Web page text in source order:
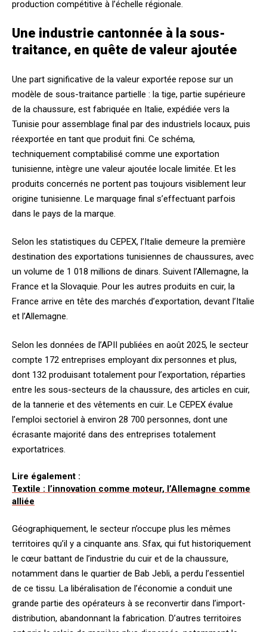
production compétitive à l’échelle régionale.
Une industrie cantonnée à la sous-
traitance, en quête de valeur ajoutée
Une part significative de la valeur exportée repose sur un
modèle de sous-traitance partielle : la tige, partie supérieure
de la chaussure, est fabriquée en Italie, expédiée vers la
Tunisie pour assemblage final par des industriels locaux, puis
réexportée en tant que produit fini. Ce schéma,
techniquement comptabilisé comme une exportation
tunisienne, intègre une valeur ajoutée locale limitée. Et les
produits concernés ne portent pas toujours visiblement leur
origine tunisienne. Le marquage final s’effectuant parfois
dans le pays de la marque.
Selon les statistiques du CEPEX, l’Italie demeure la première
destination des exportations tunisiennes de chaussures, avec
un volume de 1 018 millions de dinars. Suivent l’Allemagne, la
France et la Slovaquie. Pour les autres produits en cuir, la
France arrive en tête des marchés d’exportation, devant l’Italie
et l’Allemagne.
Selon les données de l’APII publiées en août 2025, le secteur
compte 172 entreprises employant dix personnes et plus,
dont 132 produisant totalement pour l’exportation, réparties
entre les sous-secteurs de la chaussure, des articles en cuir,
de la tannerie et des vêtements en cuir. Le CEPEX évalue
l’emploi sectoriel à environ 28 700 personnes, dont une
écrasante majorité dans des entreprises totalement
exportatrices.
Lire également :
Textile : l’innovation comme moteur, l’Allemagne comme
alliée
Géographiquement, le secteur n’occupe plus les mêmes
territoires qu’il y a cinquante ans. Sfax, qui fut historiquement
le cœur battant de l’industrie du cuir et de la chaussure,
notamment dans le quartier de Bab Jebli, a perdu l’essentiel
de ce tissu. La libéralisation de l’économie a conduit une
grande partie des opérateurs à se reconvertir dans l’import-
distribution, abandonnant la fabrication. D’autres territoires